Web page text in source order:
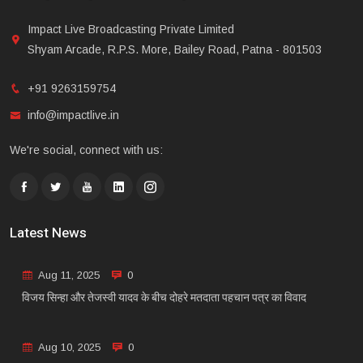
Impact Live Broadcasting Private Limited
Shyam Arcade, R.P.S. More, Bailey Road, Patna - 801503
+91 9263159754
info@impactlive.in
We're social, connect with us:
Latest News
Aug 11, 2025 0
विजय सिन्हा और तेजस्वी यादव के बीच दोहरे मतदाता पहचान पत्र का विवाद
Aug 10, 2025 0